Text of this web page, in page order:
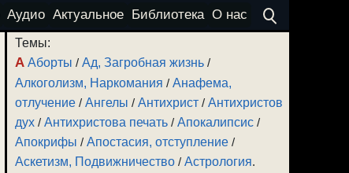
Аудио Актуальное Библиотека О нас
Темы:
А Аборты /Ад, Загробная жизнь /
Алкоголизм, Наркомания /Анафема,
отлучение /Ангелы /Антихрист /Антихристов
дух /Антихристова печать /Апокалипсис /
Апокрифы /Апостасия, отступление /
Аскетизм, Подвижничество /Астрология.